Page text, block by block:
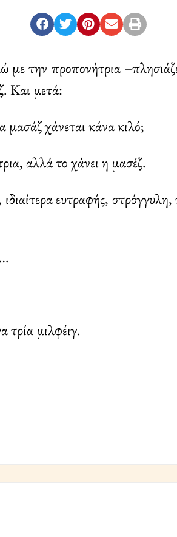
με την προπονήτρια
Και μετά:
χάνεται κάνα κιλό;
αλλά το χάνει η μασέζ.
ευτραφής,
τρία μιλφέιγ.